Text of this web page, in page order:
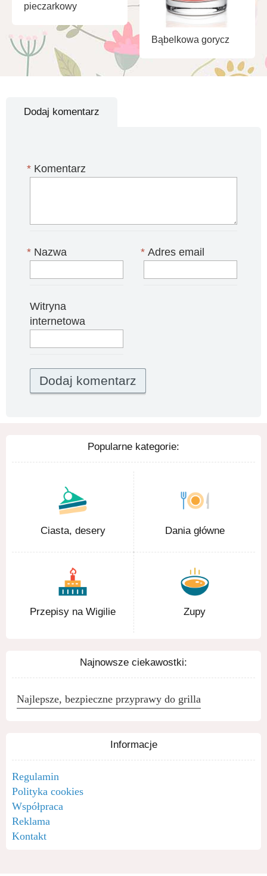
pieczarkowy
Bąbelkowa gorycz
Dodaj komentarz
Komentarz
*
Nazwa
* Adres email
*
Witryna
internetowa
Popularne kategorie:
Ciasta, desery Dania główne
Przepisy na Wigilie Zupy
Najnowsze ciekawostki:
Najlepsze, bezpieczne przyprawy do grilla
Informacje
Regulamin
Polityka cookies
Współpraca
Reklama
Kontakt